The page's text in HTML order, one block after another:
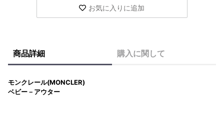
お気に入りに追加
商品詳細 購入に関して
モンクレール(MONCLER)
ベビー－アウター